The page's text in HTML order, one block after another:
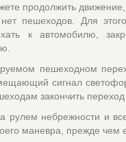
продолжить
пешеходов. Для
к автомобилю,
пешеходном
сигнал
закончить переход
рулем небрежности и
маневра, прежде чем